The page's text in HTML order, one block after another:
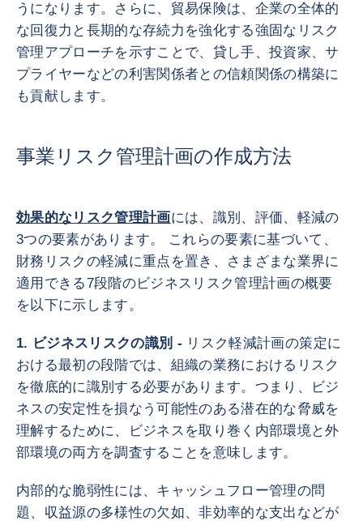
うになります。さらに、貿易保険は、企業の全体的
な回復力と長期的な存続力を強化する強固なリスク
管理アプローチを示すことで、貸し手、投資家、サ
プライヤーなどの利害関係者との信頼関係の構築に
も貢献します。
事業リスク管理計画の作成方法
効果的なリスク管理計画には、識別、評価、軽減の
3つの要素があります。 これらの要素に基づいて、
財務リスクの軽減に重点を置き、さまざまな業界に
適用できる7段階のビジネスリスク管理計画の概要
を以下に示します。
1. ビジネスリスクの識別 - リスク軽減計画の策定に
おける最初の段階では、組織の業務におけるリスク
を徹底的に識別する必要があります。つまり、ビジ
ネスの安定性を損なう可能性のある潜在的な脅威を
理解するために、ビジネスを取り巻く内部環境と外
部環境の両方を調査することを意味します。
内部的な脆弱性には、キャッシュフロー管理の問
題、収益源の多様性の欠如、非効率的な支出などが